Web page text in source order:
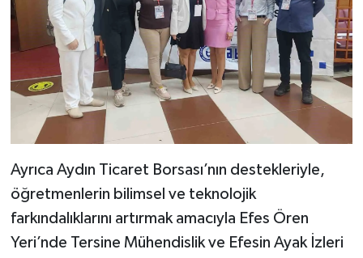
Ayrıca Aydın Ticaret Borsası’nın destekleriyle,
öğretmenlerin bilimsel ve teknolojik
farkındalıklarını artırmak amacıyla Efes Ören
Yeri’nde Tersine Mühendislik ve Efesin Ayak İzleri